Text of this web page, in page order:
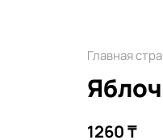
Главная
1260 ₸